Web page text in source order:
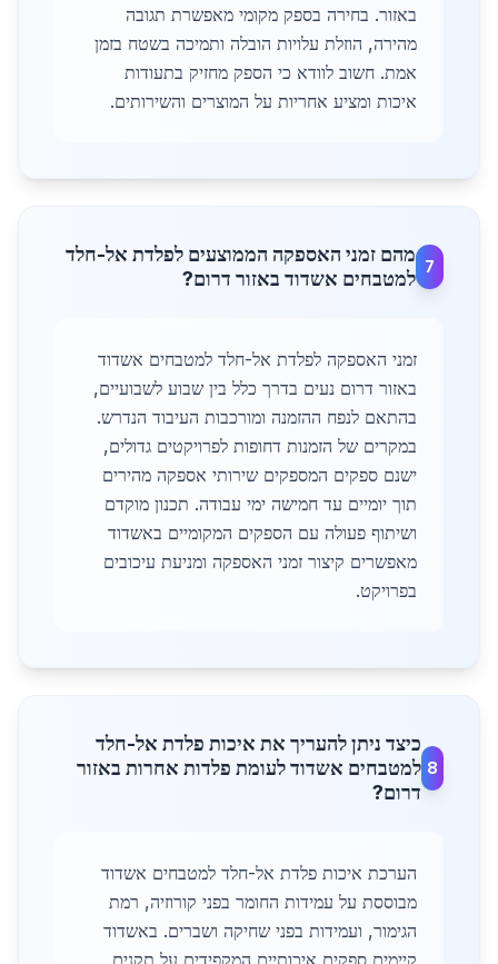
באזור. בחירה בספק מקומי מאפשרת תגובה
מהירה, הוזלת עלויות הובלה ותמיכה בשטח בזמן
אמת. חשוב לוודא כי הספק מחזיק בתעודות
איכות ומציע אחריות על המוצרים והשירותים.
7
מהם זמני האספקה הממוצעים לפלדת אל-חלד
למטבחים אשדוד באזור דרום?
זמני האספקה לפלדת אל-חלד למטבחים אשדוד
באזור דרום נעים בדרך כלל בין שבוע לשבועיים,
בהתאם לנפח ההזמנה ומורכבות העיבוד הנדרש.
במקרים של הזמנות דחופות לפרויקטים גדולים,
ישנם ספקים המספקים שירותי אספקה מהירים
תוך יומיים עד חמישה ימי עבודה. תכנון מוקדם
ושיתוף פעולה עם הספקים המקומיים באשדוד
מאפשרים קיצור זמני האספקה ומניעת עיכובים
בפרויקט.
8
כיצד ניתן להעריך את איכות פלדת אל-חלד
למטבחים אשדוד לעומת פלדות אחרות באזור
דרום?
הערכת איכות פלדת אל-חלד למטבחים אשדוד
מבוססת על עמידות החומר בפני קורוזיה, רמת
הגימור, ועמידות בפני שחיקה ושברים. באשדוד
קיימים ספקים איכותיים המקפידים על תקנים